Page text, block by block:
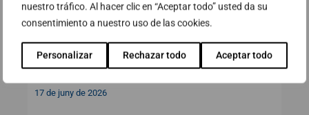
nuestro tráfico. Al hacer clic en “Aceptar todo” usted da su
consentimiento a nuestro uso de las cookies.
Personalizar Rechazar todo Aceptar todo
Webinar: Impulsa el teu negoci
amb IA – Agents Copilot en la
Gestió de Vendes i Atenció al
client
17 de juny de 2026